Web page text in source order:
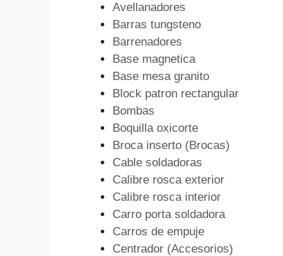
Avellanadores
Barras tungsteno
Barrenadores
Base magnetica
Base mesa granito
Block patron rectangular
Bombas
Boquilla oxicorte
Broca inserto (Brocas)
Cable soldadoras
Calibre rosca exterior
Calibre rosca interior
Carro porta soldadora
Carros de empuje
Centrador (Accesorios)